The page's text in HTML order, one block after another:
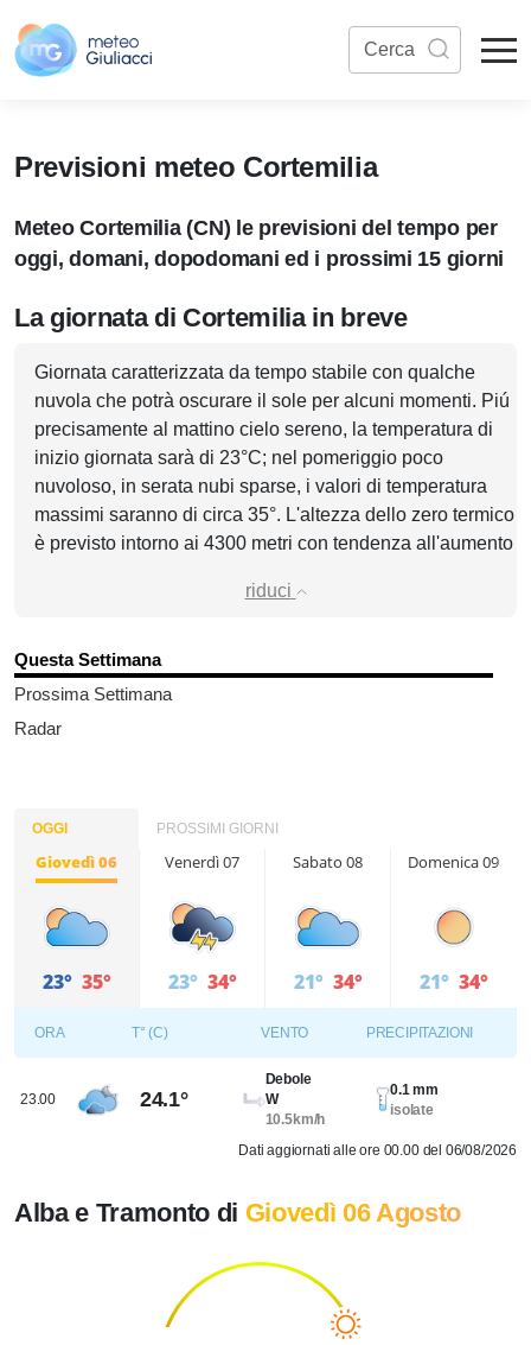
Previsioni meteo Cortemilia
Meteo Cortemilia (CN) le previsioni del tempo per
oggi, domani, dopodomani ed i prossimi 15 giorni
La giornata di Cortemilia in breve
Giornata caratterizzata da tempo stabile con qualche
nuvola che potrà oscurare il sole per alcuni momenti. Piú
precisamente al mattino cielo sereno, la temperatura di
inizio giornata sarà di 23°C; nel pomeriggio poco
nuvoloso, in serata nubi sparse, i valori di temperatura
massimi saranno di circa 35°. L'altezza dello zero termico
è previsto intorno ai 4300 metri con tendenza all'aumento
riduci
Questa Settimana
Prossima Settimana
Radar
OGGI PROSSIMI GIORNI
Giovedì 06
23° 35°
Venerdì 07
23° 34°
Sabato 08
21° 34°
Domenica 09
21° 34°
ORA T° (C) VENTO PRECIPITAZIONI
23.00 24.1°
Debole
W
10.5km/h
0.1 mm
isolate
Dati aggiornati alle ore 00.00 del 06/08/2026
Alba e Tramonto di Giovedì 06 Agosto